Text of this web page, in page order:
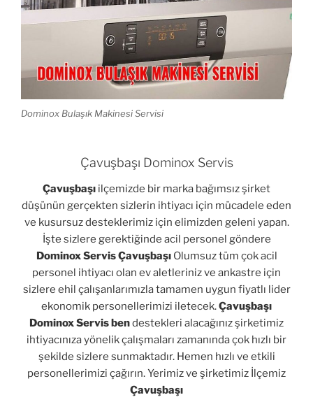
Dominox Bulaşık Makinesi Servisi
Çavuşbaşı Dominox Servis
Çavuşbaşı ilçemizde bir marka bağımsız şirket
düşünün gerçekten sizlerin ihtiyacı için mücadele eden
ve kusursuz desteklerimiz için elimizden geleni yapan.
İşte sizlere gerektiğinde acil personel göndere
Dominox Servis ÇavuşbaşıOlumsuz tüm çok acil
personel ihtiyacı olan ev aletleriniz ve ankastre için
sizlere ehil çalışanlarımızla tamamen uygun fiyatlı lider
ekonomik personellerimizi iletecek.Çavuşbaşı
Dominox Servisbendestekleri alacağınız şirketimiz
ihtiyacınıza yönelik çalışmaları zamanında çok hızlı bir
şekilde sizlere sunmaktadır. Hemen hızlı ve etkili
personellerimizi çağırın. Yerimiz ve şirketimiz İlçemiz
Çavuşbaşı